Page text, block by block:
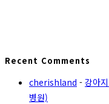
Recent Comments
cherishland - 강아
병원)